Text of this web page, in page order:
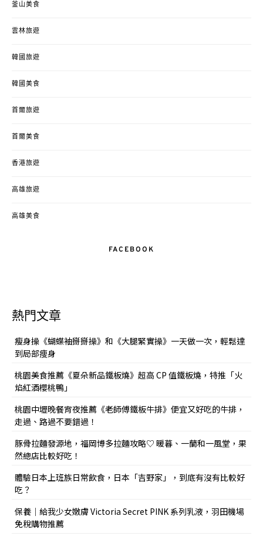
釜山美食
雲林旅遊
韓國旅遊
韓國美食
首爾旅遊
首爾美食
香港旅遊
高雄旅遊
高雄美食
FACEBOOK
熱門文章
瘦身操《蝴蝶袖掰掰操》和《大腿緊實操》一天做一次，輕鬆達
到局部痩身
桃園美食推薦《夏朵新品鐵板燒》超高 CP 值鐵板燒，特推「火
焰紅酒櫻桃鴨」
桃園中壢晚餐宵夜推薦《老師傅鐵板牛排》便宜又好吃的牛排，
走過、路過不要錯過！
豚骨拉麵發源地，福岡博多拉麵攻略♡ 暖暮、一蘭和一風堂，果
然總店比較好吃！
體驗日本上班族日常飲食，日本「吉野家」，到底有沒有比較好
吃？
保養｜給我少女嫩膚 Victoria Secret PINK 系列乳液，羽田機場
免稅購物推薦